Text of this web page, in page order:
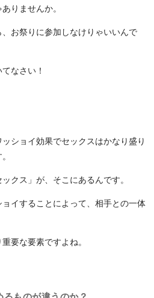
りませんか。
お祭りに参加しなけりゃいいんで
なさい！
ショイ効果でセックスはかなり盛り
クス」が、そこにあるんです。
イすることによって、相手との一体
要な要素ですよね。